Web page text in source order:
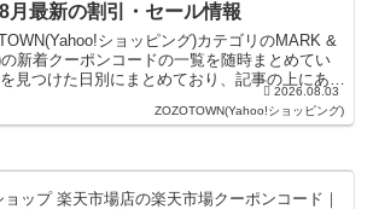
月最新の割引・セール情報
ショッピング)カテゴリのMARK &
新着クーポンコードの一覧を随時まとめてい
見つけた日別にまとめており、記事の上にある
2026.08.03
ZOZOTOWN(Yahoo!ショッピング)
ップ 楽天市場店の楽天市場クーポンコード｜